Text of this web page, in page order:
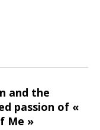
and the
passion of «
Me »